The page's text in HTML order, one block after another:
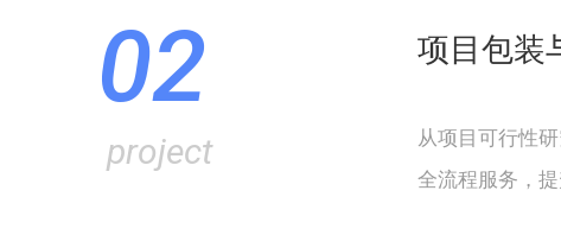
02
project
项目包装
从项目可行性
全流程服务，提